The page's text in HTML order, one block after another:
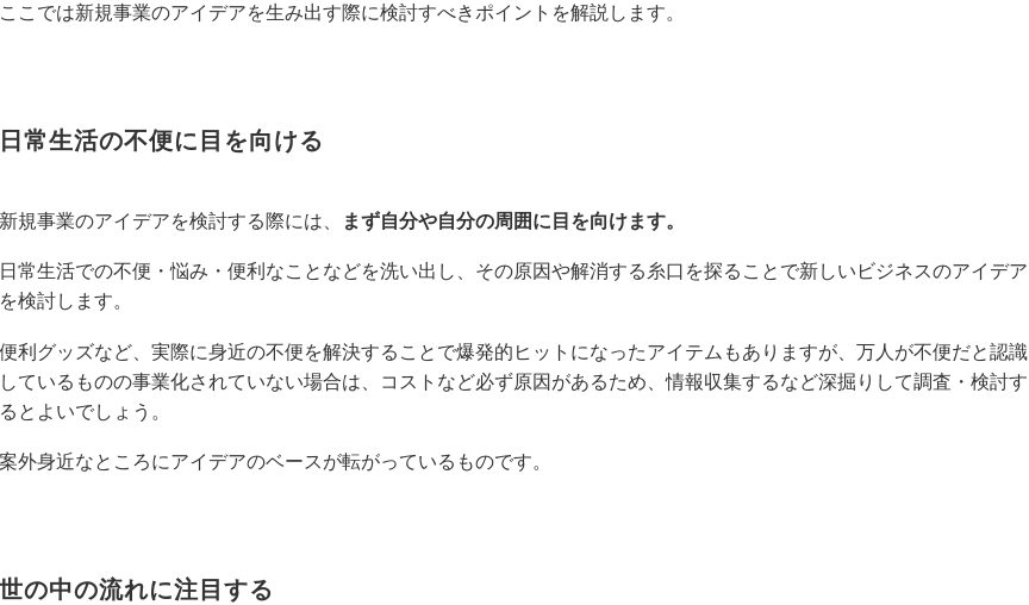
ここでは新規事業のアイデアを生み出す際に検討すべきポイントを解説します。
日常生活の不便に目を向ける
新規事業のアイデアを検討する際には、 まず自分や自分の周囲に目を向けます。
日常生活での不便・悩み・便利なことなどを洗い出し、その原因や解消する糸口を探ることで新しいビジネスのアイデア
を検討します。
便利グッズなど、実際に身近の不便を解決することで爆発的ヒットになったアイテムもありますが、万人が不便だと認識
しているものの事業化されていない場合は、コストなど必ず原因があるため、情報収集するなど深掘りして調査・検討す
るとよいでしょう。
案外身近なところにアイデアのベースが転がっているものです。
世の中の流れに注目する